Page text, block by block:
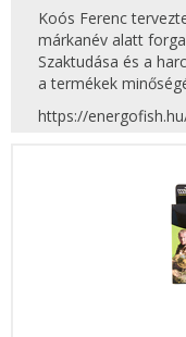
Koós Ferenc
márkanév alatt
Szaktudása és a
a termékek
https://